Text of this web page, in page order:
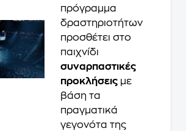
πρόγραμμα
δραστηριοτήτων
προσθέτει στο
παιχνίδι
συναρπαστικές
προκλήσεις με
βάση τα
πραγματικά
γεγονότα της